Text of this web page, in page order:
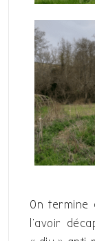
On termine
l’avoir